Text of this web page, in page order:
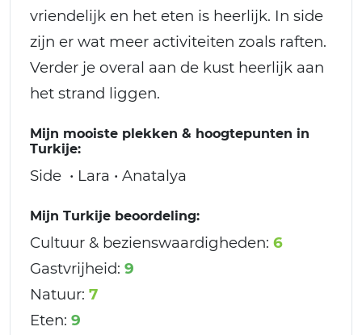
vriendelijk en het eten is heerlijk. In side
zijn er wat meer activiteiten zoals raften.
Verder je overal aan de kust heerlijk aan
het strand liggen.
Mijn mooiste plekken & hoogtepunten in
Turkije:
Side • Lara • Anatalya
Mijn Turkije beoordeling:
Cultuur & bezienswaardigheden: 6
Gastvrijheid: 9
Natuur: 7
Eten: 9